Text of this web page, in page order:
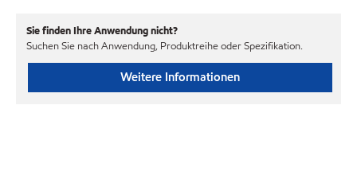
Sie finden Ihre Anwendung nicht?
Suchen Sie nach Anwendung, Produktreihe oder Spezifikation.
Weitere Informationen